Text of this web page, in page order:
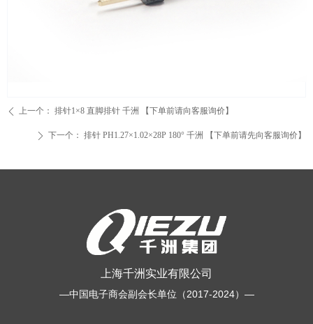
ꄴ 上一个： 排针1×8 直脚排针 千洲 【下单前请向客服询价】
ꄲ 下一个： 排针 PH1.27×1.02×28P 180° 千洲 【下单前请先向客服询价】
上海千洲实业有限公司
—中国电子商会副会长单位（2017-2024）—